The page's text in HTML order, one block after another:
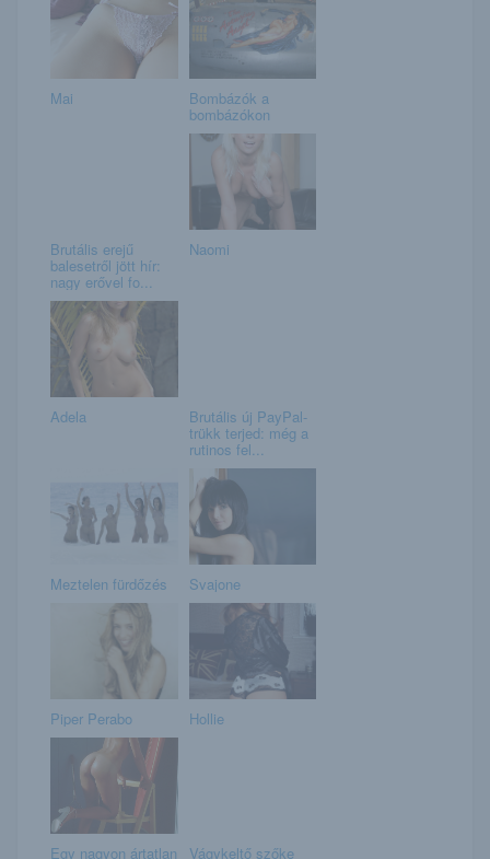
Mai Bombázók a
bombázókon
Brutális erejű
balesetről jött hír:
nagy erővel fo...
Naomi
Adela Brutális új PayPal-
trükk terjed: még a
rutinos fel...
Meztelen fürdőzés Svajone
Piper Perabo Hollie
Egy nagyon ártatlan Vágykeltő szőke